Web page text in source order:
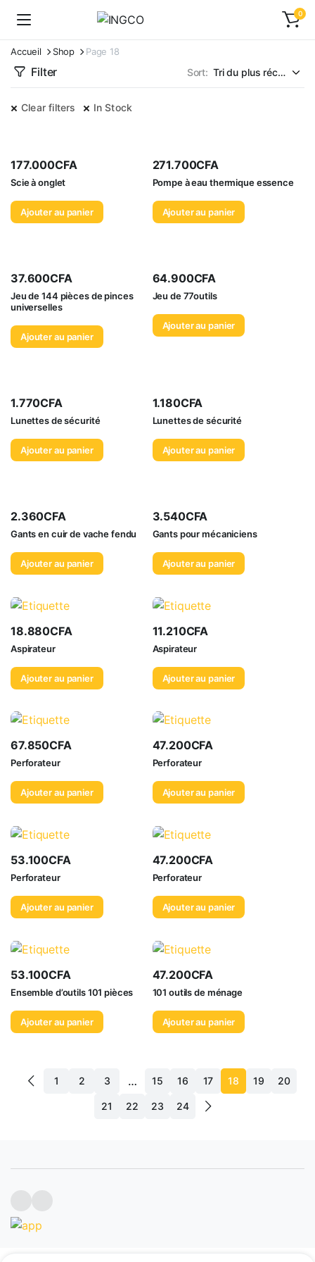
0
Accueil Shop Page 18
Filter Sort:
Clear filters In Stock
177.000CFA
Scie à onglet
Ajouter au panier
271.700CFA
Pompe à eau thermique essence
Ajouter au panier
37.600CFA
Jeu de 144 pièces de pinces
universelles
Ajouter au panier
64.900CFA
Jeu de 77outils
Ajouter au panier
1.770CFA
Lunettes de sécurité
Ajouter au panier
1.180CFA
Lunettes de sécurité
Ajouter au panier
2.360CFA
Gants en cuir de vache fendu
Ajouter au panier
3.540CFA
Gants pour mécaniciens
Ajouter au panier
18.880CFA
Aspirateur
Ajouter au panier
11.210CFA
Aspirateur
Ajouter au panier
67.850CFA
Perforateur
Ajouter au panier
47.200CFA
Perforateur
Ajouter au panier
53.100CFA
Perforateur
Ajouter au panier
47.200CFA
Perforateur
Ajouter au panier
53.100CFA
Ensemble d’outils 101 pièces
Ajouter au panier
47.200CFA
101 outils de ménage
Ajouter au panier
1 2 3 … 15 16 17 18 19 20
21 22 23 24